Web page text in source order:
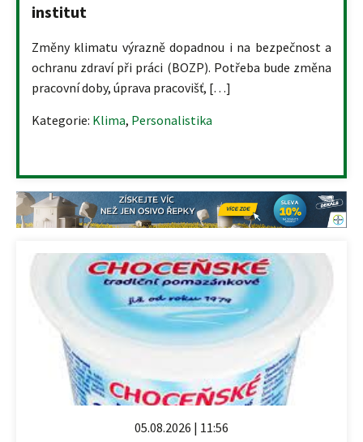
institut
Změny klimatu výrazně dopadnou i na bezpečnost a
ochranu zdraví při práci (BOZP). Potřeba bude změna
pracovní doby, úprava pracovišť, […]
Kategorie: Klima, Personalistika
05.08.2026 | 11:56